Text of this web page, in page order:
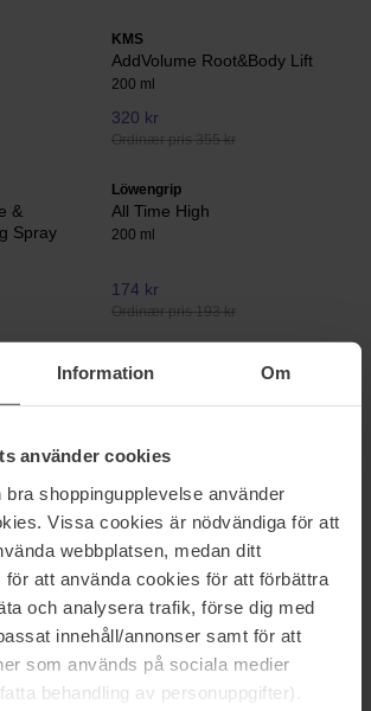
Information Om
använder cookies
bra shoppingupplevelse använder
Vissa cookies är nödvändiga för att
webbplatsen, medan ditt
att använda cookies för att förbättra
och analysera trafik, förse dig med
innehåll/annonser samt för att
som används på sociala medier
behandling av personuppgifter).
KMS
AddVolume Root&Body Lift
200 ml
320 kr
Ordinær pris 355 kr
&
Spray
Löwengrip
All Time High
200 ml
174 kr
Ordinær pris 193 kr
Effects Style Masters
300 ml
Ordinær pris 283 kr
KMS
AddVolume Styling Powder
10 ml
320 kr
Ordinær pris 355 kr
Texture
Vision Haircare